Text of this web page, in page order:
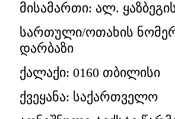
მისამართი: ალ.
სართული/ოთახის
დარბაზი
ქალაქი: 0160 თბილისი
ქვეყანა: საქართველო